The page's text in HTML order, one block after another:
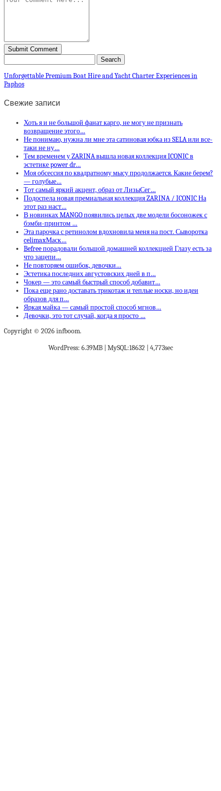
Unforgettable Premium Boat Hire and Yacht Charter Experiences in
Paphos
Свежие записи
Хоть я и не большой фанат карго, не могу не признать
возвращение этого…
Не понимаю, нужна ли мне эта сатиновая юбка из SELA или все-
таки не ну…
Тем временем у ZARINA вышла новая коллекция ICONIC в
эстетике power dr…
Моя обсессия по квадратному мысу продолжается. Какие берем?
— голубые…
Тот самый яркий акцент, образ от ЛизыСег…
Подоспела новая премиальная коллекция ZARINA / ICONIC На
этот раз наст…
В новинках MANGO появились целых две модели босоножек с
бэмби-принтом …
Эта парочка с ретинолом вдохновила меня на пост. Сыворотка
celimaxМаск…
Befree порадовали большой домашней коллекцией Глазу есть за
что зацепи…
Не повторяем ошибок, девочки…
Эстетика последних августовских дней в п…
Чокер — это самый быстрый способ добавит…
Пока еще рано доставать трикотаж и теплые носки, но идеи
образов для п…
Яркая майка — самый простой способ мгнов…
Девочки, это тот случай, когда я просто …
Copyright © 2026 infboom.
WordPress: 6.39MB | MySQL:18632 | 4,773sec